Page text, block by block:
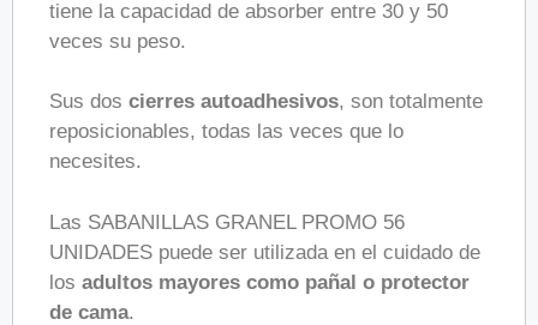
tiene la capacidad de absorber entre 30 y 50
veces su peso.
Sus dos cierres autoadhesivos, son totalmente
reposicionables, todas las veces que lo
necesites.
Las SABANILLAS GRANEL PROMO 56
UNIDADES puede ser utilizada en el cuidado de
los adultos mayores como pañal o protector
de cama.